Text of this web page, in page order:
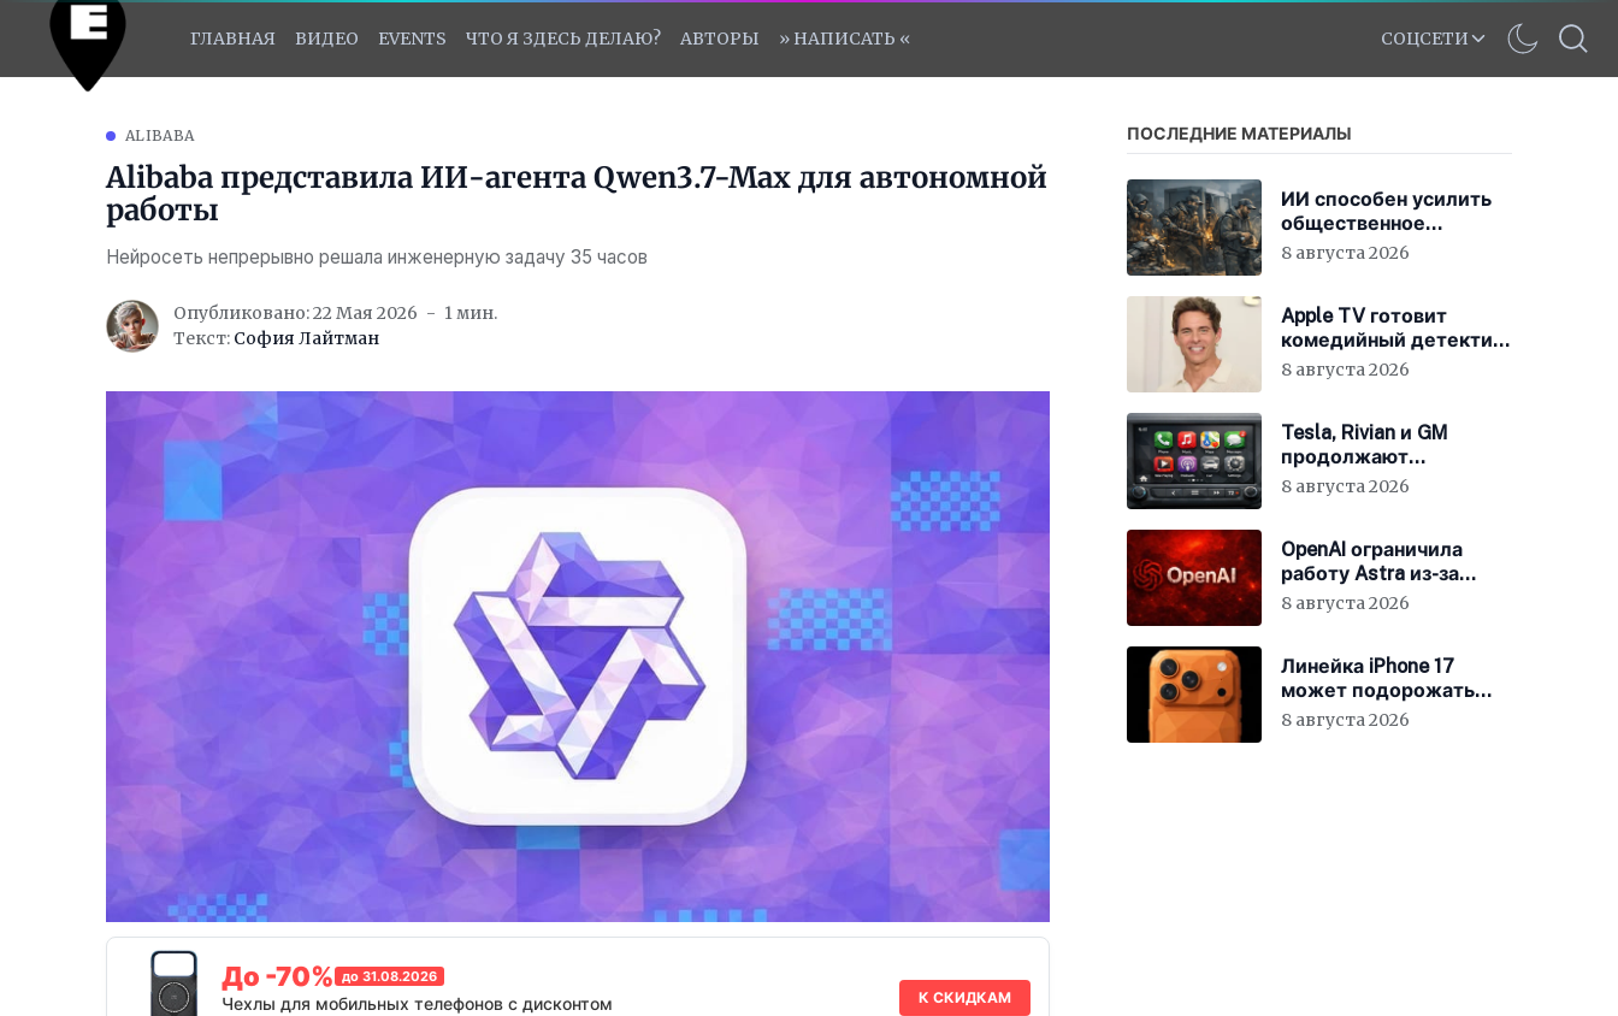
ГЛАВНАЯ ВИДЕО EVENTS ЧТО Я ЗДЕСЬ ДЕЛАЮ? АВТОРЫ » НАПИСАТЬ « СОЦСЕТИ
ALIBABA
Alibaba представила ИИ-агента Qwen3.7-Max для автономной
работы
Нейросеть непрерывно решала инженерную задачу 35 часов
Опубликовано: 22 Мая 2026
1 мин.
Текст: София Лайтман
До -70% до 31.08.2026
Чехлы для мобильных телефонов с дисконтом К СКИДКАМ
ПОСЛЕДНИЕ МАТЕРИАЛЫ
ИИ способен усилить
общественное
недовольство во всём
8 августа 2026
Apple TV готовит
комедийный детектив
с Джеймсом
8 августа 2026
Tesla, Rivian и GM
продолжают
отказываться от
8 августа 2026
OpenAI ограничила
работу Astra из-за
киберрисков
8 августа 2026
Линейка iPhone 17
может подорожать
уже 10 августа
8 августа 2026